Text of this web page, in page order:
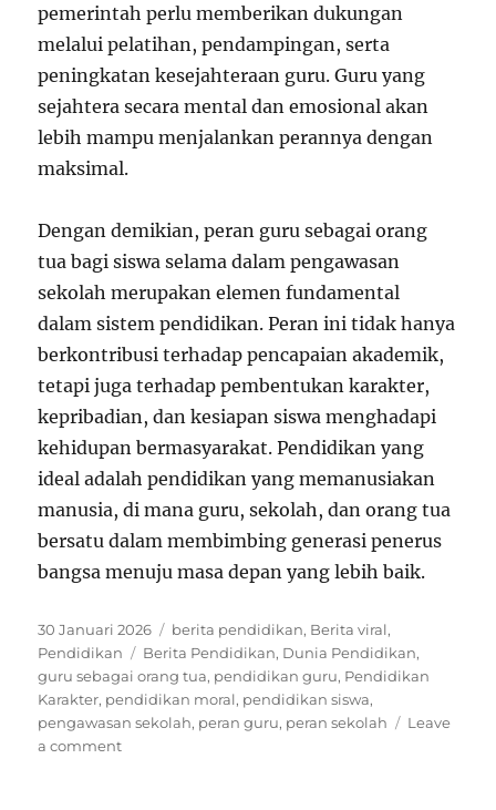
pemerintah perlu memberikan dukungan
melalui pelatihan, pendampingan, serta
peningkatan kesejahteraan guru. Guru yang
sejahtera secara mental dan emosional akan
lebih mampu menjalankan perannya dengan
maksimal.
Dengan demikian, peran guru sebagai orang
tua bagi siswa selama dalam pengawasan
sekolah merupakan elemen fundamental
dalam sistem pendidikan. Peran ini tidak hanya
berkontribusi terhadap pencapaian akademik,
tetapi juga terhadap pembentukan karakter,
kepribadian, dan kesiapan siswa menghadapi
kehidupan bermasyarakat. Pendidikan yang
ideal adalah pendidikan yang memanusiakan
manusia, di mana guru, sekolah, dan orang tua
bersatu dalam membimbing generasi penerus
bangsa menuju masa depan yang lebih baik.
Posted
on
30 Januari 2026 Categories
berita pendidikan, Berita viral,
Pendidikan
Tags
Berita Pendidikan, Dunia Pendidikan,
guru sebagai orang tua, pendidikan guru, Pendidikan
Karakter, pendidikan moral, pendidikan siswa,
pengawasan sekolah, peran guru, peran sekolah
Leave
a commenton